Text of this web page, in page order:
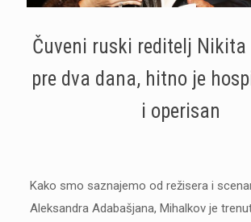
Čuveni ruski reditelj
pre dva dana, hitno je
i operisan
Kako smo saznajemo od režisera i
Aleksandra Adabašjana, Mihalkov je